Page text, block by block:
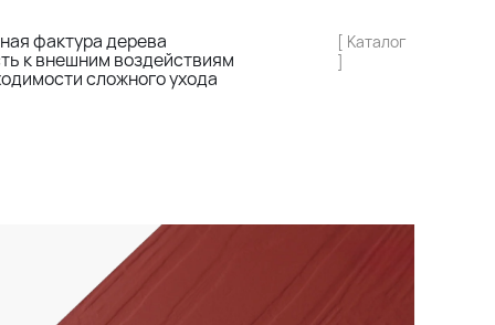
фактура дерева
к внешним воздействиям
сложного ухода
[ Каталог
]